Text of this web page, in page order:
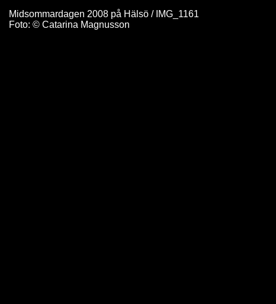
Midsommardagen 2008 på Hälsö / IMG_1161
Foto: © Catarina Magnusson